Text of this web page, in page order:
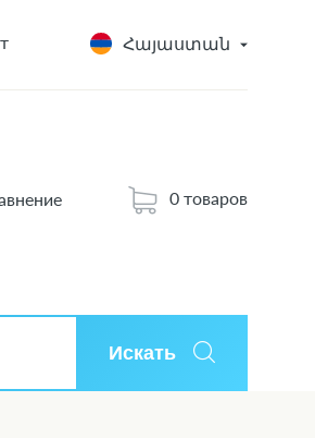
Հայաստան
0 товаров
Искать